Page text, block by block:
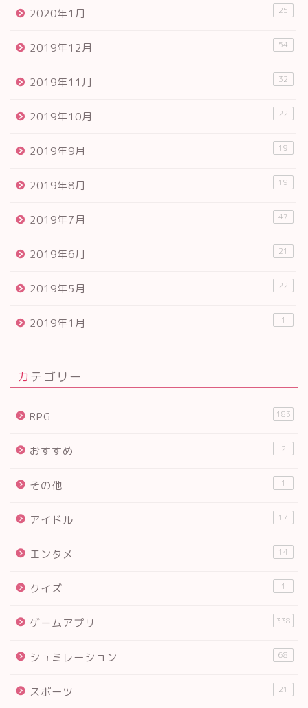
2020年1月 25
2019年12月 54
2019年11月 32
2019年10月 22
2019年9月 19
2019年8月 19
2019年7月 47
2019年6月 21
2019年5月 22
2019年1月 1
カテゴリー
RPG 183
おすすめ 2
その他 1
アイドル 17
エンタメ 14
クイズ 1
ゲームアプリ 338
シュミレーション 68
スポーツ 21